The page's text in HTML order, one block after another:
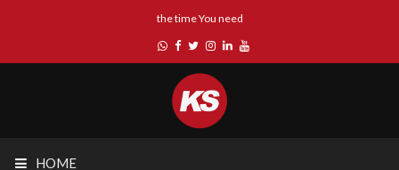
the time You need
HOME